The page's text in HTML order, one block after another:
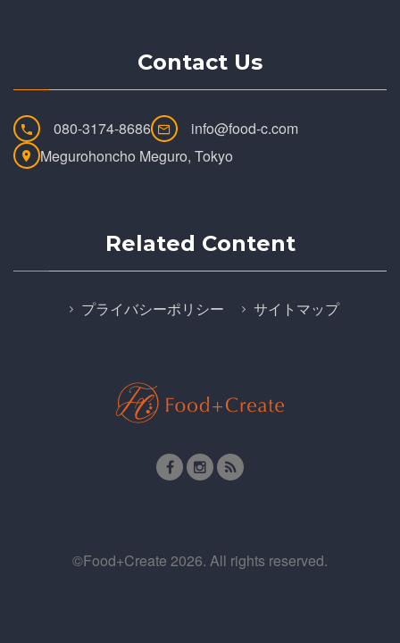
Contact Us
080-3174-8686
info@food-c.com
Megurohoncho Meguro, Tokyo
Related Content
プライバシーポリシー サイトマップ
©Food+Create 2026. All rights reserved.